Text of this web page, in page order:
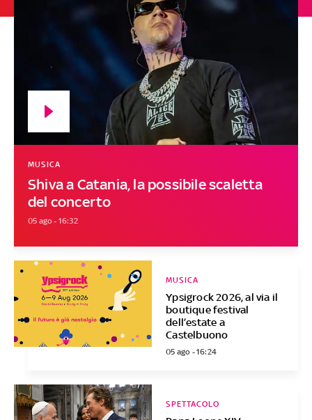
Shiva a Catania, la possibile scaletta
del concerto
MUSICA
05 ago - 16:32
Ypsigrock 2026, al via il
boutique festival
dell’estate a
Castelbuono
MUSICA
05 ago - 16:24
SPETTACOLO